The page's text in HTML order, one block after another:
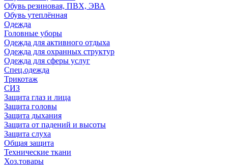
Обувь резиновая, ПВХ, ЭВА
Обувь утеплённая
Одежда
Головные уборы
Одежда для активного отдыха
Одежда для охранных структур
Одежда для сферы услуг
Спец.одежда
Трикотаж
СИЗ
Защита глаз и лица
Защита головы
Защита дыхания
Защита от падений и высоты
Защита слуха
Общая защита
Технические ткани
Хоз.товары